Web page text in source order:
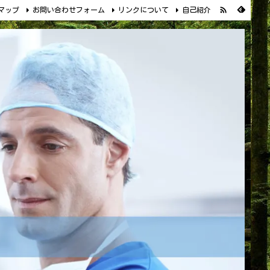
ップ お問い合わせフォーム リンクについて 自己紹介 